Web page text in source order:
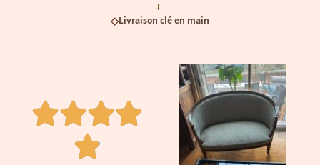
→
◇Livraison clé en main